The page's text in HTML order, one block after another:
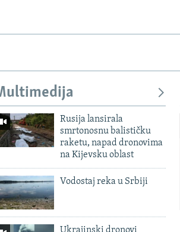
Rusija lansirala
smrtonosnu balističku
raketu, napad dronovima
na Kijevsku oblast
Vodostaj reka u Srbiji